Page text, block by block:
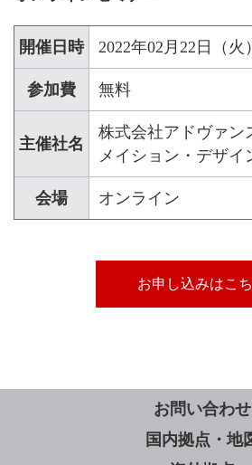
開催日時 2022年02月22日（火
参加費 無料
主催社名
株式会社アドヴァン
メイション・デザイ
会場 オンライン
お申し込みはこ
お問い合わせ
国内拠点・地